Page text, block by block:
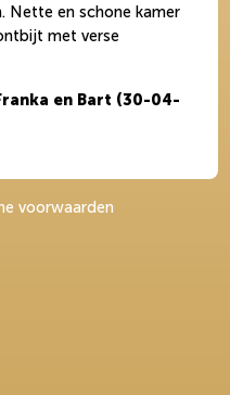
Nette en schone kamer
met verse
en Bart (30-04-
voorwaarden